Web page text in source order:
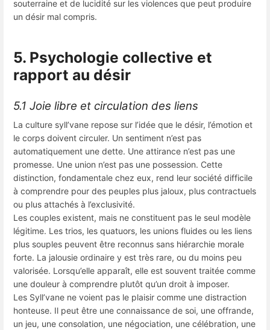
souterraine et de lucidité sur les violences que peut produire
un désir mal compris.
5. Psychologie collective et
rapport au désir
5.1 Joie libre et circulation des liens
La culture syll’vane repose sur l’idée que le désir, l’émotion et
le corps doivent circuler. Un sentiment n’est pas
automatiquement une dette. Une attirance n’est pas une
promesse. Une union n’est pas une possession. Cette
distinction, fondamentale chez eux, rend leur société difficile
à comprendre pour des peuples plus jaloux, plus contractuels
ou plus attachés à l’exclusivité.
Les couples existent, mais ne constituent pas le seul modèle
légitime. Les trios, les quatuors, les unions fluides ou les liens
plus souples peuvent être reconnus sans hiérarchie morale
forte. La jalousie ordinaire y est très rare, ou du moins peu
valorisée. Lorsqu’elle apparaît, elle est souvent traitée comme
une douleur à comprendre plutôt qu’un droit à imposer.
Les Syll’vane ne voient pas le plaisir comme une distraction
honteuse. Il peut être une connaissance de soi, une offrande,
un jeu, une consolation, une négociation, une célébration, une